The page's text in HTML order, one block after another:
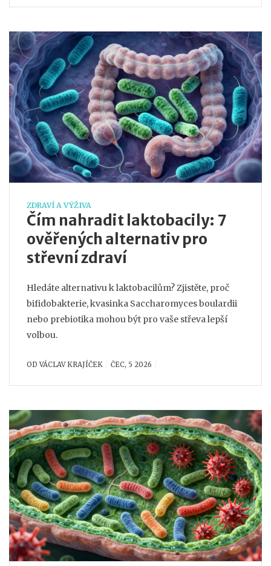
ZDRAVÍ A VÝŽIVA
Čím nahradit laktobacily: 7
ověřených alternativ pro
střevní zdraví
Hledáte alternativu k laktobacilům? Zjistěte, proč
bifidobakterie, kvasinka Saccharomyces boulardii
nebo prebiotika mohou být pro vaše střeva lepší
volbou.
ODVÁCLAV KRAJÍČEK ČEC, 5 2026